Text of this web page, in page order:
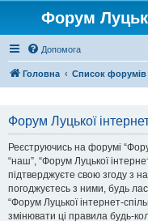
Форум
Допомога
Головна Список форумів
Форум Луцької
Реєструючись на форумі
“наш”, “Форум Луцької
підтверджуєте свою згоду з
погоджуєтесь з ними, будь
“Форум Луцької інтернет-
змінювати ці правила будь-